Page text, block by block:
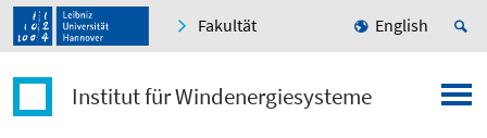
Fakultät English
Institut für Windenergiesysteme